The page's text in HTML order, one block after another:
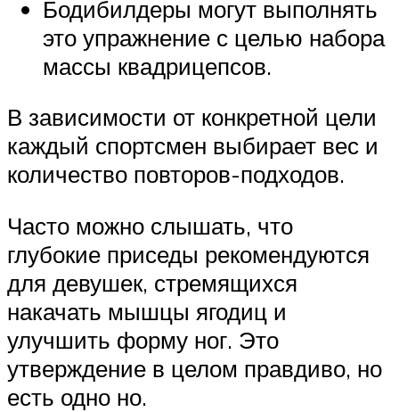
Бодибилдеры могут выполнять
это упражнение с целью набора
массы квадрицепсов.
В зависимости от конкретной цели
каждый спортсмен выбирает вес и
количество повторов-подходов.
Часто можно слышать, что
глубокие приседы рекомендуются
для девушек, стремящихся
накачать мышцы ягодиц и
улучшить форму ног. Это
утверждение в целом правдиво, но
есть одно но.